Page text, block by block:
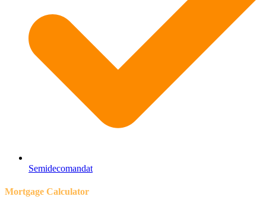
Semidecomandat
Mortgage Calculator